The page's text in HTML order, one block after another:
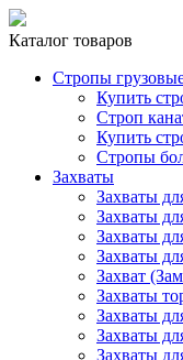
Каталог товаров
Стропы
Купить
Строп
Купить
Стропы
Захваты
Захваты
Захваты
Захваты
Захваты
Захват
Захваты
Захваты
Захваты
Захваты